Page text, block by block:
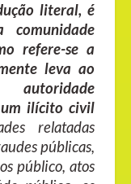
literal, é
refere-se a
leva ao
um ilícito civil
relatadas
públicas,
público, atos